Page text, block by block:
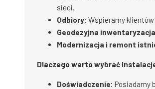
sieci.
Odbiory: Wspieramy
Geodezyjna
Modernizacja i remont
Dlaczego warto wybrać
Doświadczenie: Posiadamy